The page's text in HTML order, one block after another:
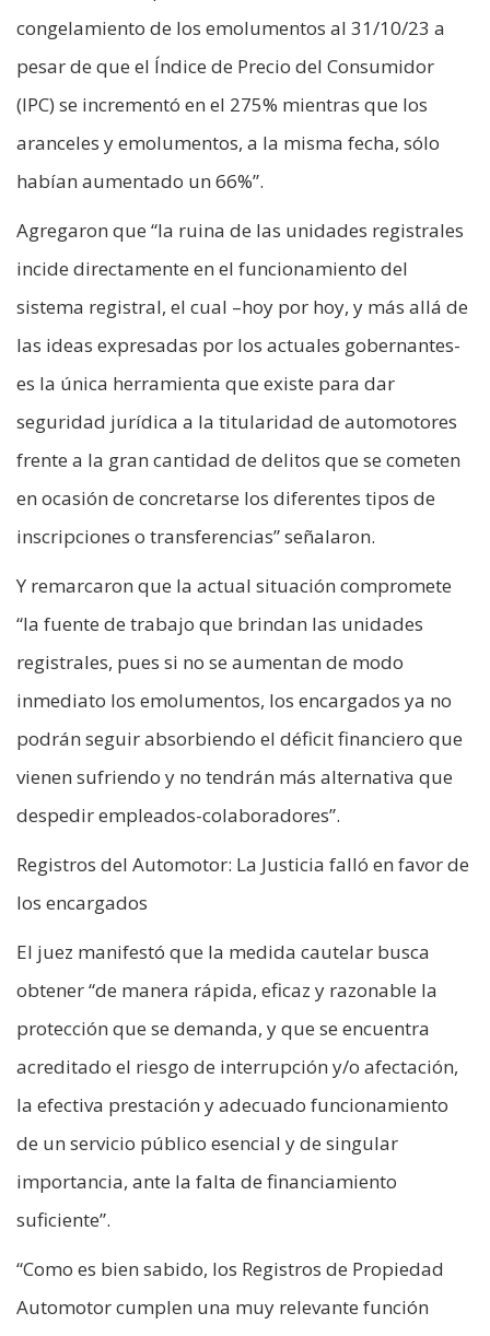
congelamiento de los emolumentos al 31/10/23 a
pesar de que el Índice de Precio del Consumidor
(IPC) se incrementó en el 275% mientras que los
aranceles y emolumentos, a la misma fecha, sólo
habían aumentado un 66%”.
Agregaron que “la ruina de las unidades registrales
incide directamente en el funcionamiento del
sistema registral, el cual –hoy por hoy, y más allá de
las ideas expresadas por los actuales gobernantes-
es la única herramienta que existe para dar
seguridad jurídica a la titularidad de automotores
frente a la gran cantidad de delitos que se cometen
en ocasión de concretarse los diferentes tipos de
inscripciones o transferencias” señalaron.
Y remarcaron que la actual situación compromete
“la fuente de trabajo que brindan las unidades
registrales, pues si no se aumentan de modo
inmediato los emolumentos, los encargados ya no
podrán seguir absorbiendo el déficit financiero que
vienen sufriendo y no tendrán más alternativa que
despedir empleados-colaboradores”.
Registros del Automotor: La Justicia falló en favor de
los encargados
El juez manifestó que la medida cautelar busca
obtener “de manera rápida, eficaz y razonable la
protección que se demanda, y que se encuentra
acreditado el riesgo de interrupción y/o afectación,
la efectiva prestación y adecuado funcionamiento
de un servicio público esencial y de singular
importancia, ante la falta de financiamiento
suficiente”.
“Como es bien sabido, los Registros de Propiedad
Automotor cumplen una muy relevante función